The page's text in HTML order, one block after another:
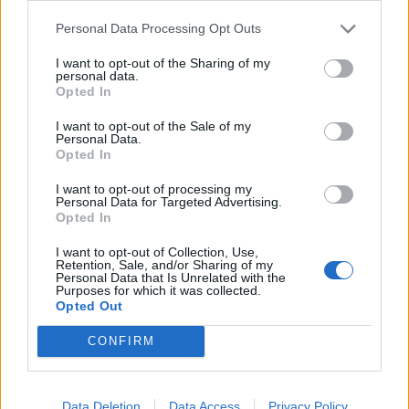
Personal Data Processing Opt Outs
I want to opt-out of the Sharing of my
personal data.
Opted In
I want to opt-out of the Sale of my
Personal Data.
Opted In
I want to opt-out of processing my
Personal Data for Targeted Advertising.
Opted In
I want to opt-out of Collection, Use,
Retention, Sale, and/or Sharing of my
Personal Data that Is Unrelated with the
Purposes for which it was collected.
Opted Out
CONFIRM
Data Deletion Data Access Privacy Policy
Komentarz
Nazwa
mail
Witryna